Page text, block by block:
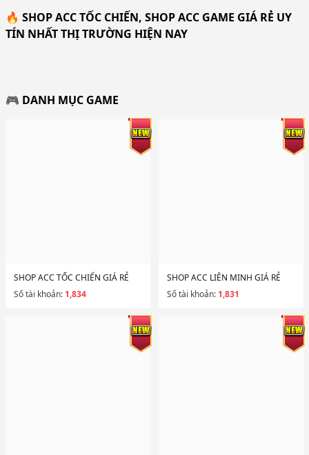
🔥 SHOP ACC TỐC CHIẾN, SHOP ACC GAME GIÁ RẺ UY
TÍN NHẤT THỊ TRƯỜNG HIỆN NAY
🎮 DANH MỤC GAME
SHOP ACC TỐC CHIẾN GIÁ RẺ
Số tài khoản: 1,834
SHOP ACC LIÊN MINH GIÁ RẺ
Số tài khoản: 1,831